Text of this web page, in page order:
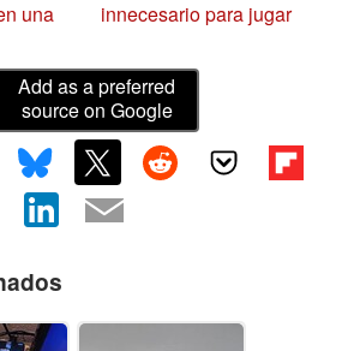
una
innecesario para jugar
Add as a preferred
source on Google